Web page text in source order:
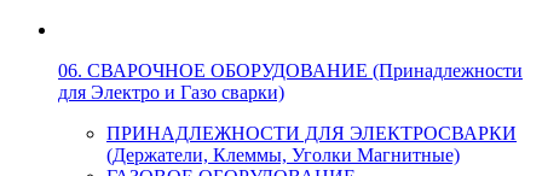
06. СВАРОЧНОЕ ОБОРУДОВАНИЕ (Принадлежности
для Электро и Газо сварки)
ПРИНАДЛЕЖНОСТИ ДЛЯ ЭЛЕКТРОСВАРКИ
(Держатели, Клеммы, Уголки Магнитные)